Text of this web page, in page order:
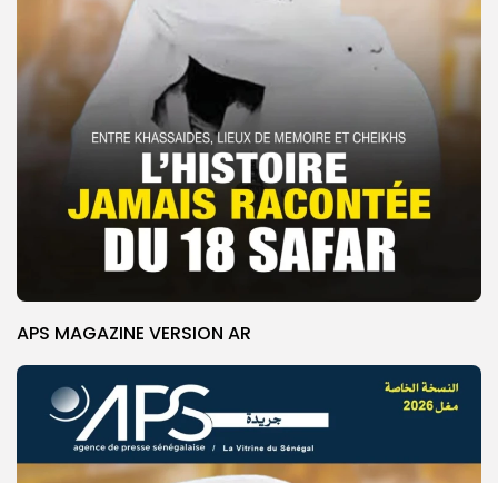
APS MAGAZINE VERSION AR